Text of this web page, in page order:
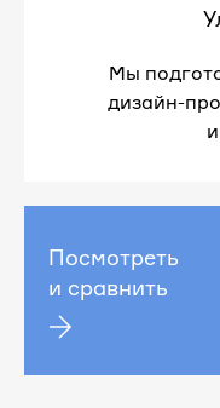
Мы
дизайн-
Посмотреть
и сравнить